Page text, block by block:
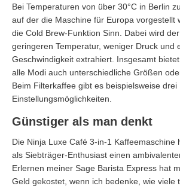
Bei Temperaturen von über 30°C in Berlin
auf der die Maschine für Europa vorgestellt
die Cold Brew-Funktion Sinn. Dabei wird
geringeren Temperatur, weniger Druck und
Geschwindigkeit extrahiert. Insgesamt
alle Modi auch unterschiedliche Größen
Beim Filterkaffee gibt es beispielsweise drei
Einstellungsmöglichkeiten.
Günstiger als man denkt
Die Ninja Luxe Café 3-in-1 Kaffeemaschine
als Siebträger-Enthusiast einen
Erlernen meiner Sage Barista Express hat
Geld gekostet, wenn ich bedenke, wie viele